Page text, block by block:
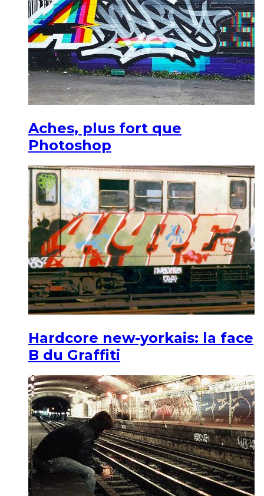
Aches, plus fort que
Photoshop
Hardcore new-yorkais: la face
B du Graffiti